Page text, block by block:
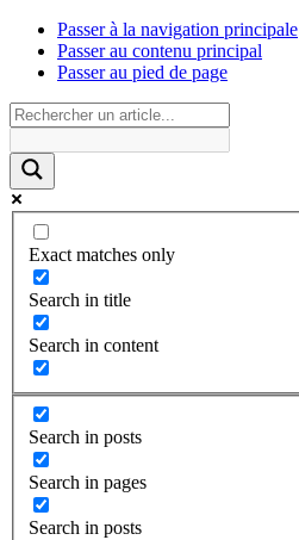
Passer à la navigation principale
Passer au contenu principal
Passer au pied de page
Exact matches only
Search in title
Search in content
Search in posts
Search in pages
Search in posts